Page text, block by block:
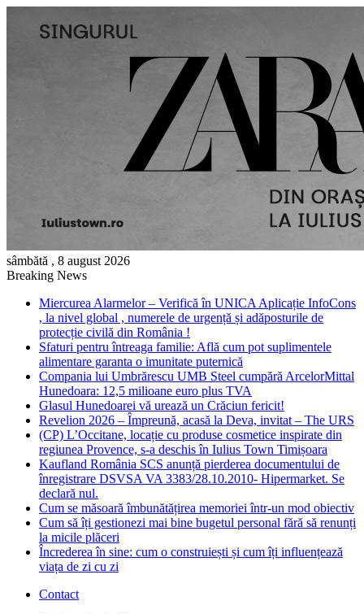
sâmbătă , 8 august 2026
Breaking News
Miercurea Alarmelor – Verifică în UNICA Aplicație InfoCons
, la nivel global , numerele de urgență și adăposturile de
protecție civilă din România !
Sfaturi pentru întreaga familie: Află cum pot suplimentele
alimentare garanta o imunitate puternică
Compania lui Umbrărescu UMB Steel cumpără ArcelorMittal
Hunedoara: 12,5 milioane euro plus TVA
Glasul Hunedoarei vă urează un Crăciun fericit!
Revelion 2026 – Împreună, acasă la Deva, invitat – The URS
(CP) L’Occitane, locație cu produse cosmetice inspirate din
regiunea Provence, s-a deschis în Iulius Town Timișoara
Kaufland România SCS anunță pierderea documentului de
înregistrare DSVSA VA 3383/28.10.2010- Hipermarket. Se
declară nul.
Cum se măsoară îmbunătățirea memoriei într-un mod obiectiv
Cum să îți gestionezi mai bine bugetul personal fără să renunți
la micile plăceri
Încrederea în sine: cum o construiești și cum îți influențează
viața de zi cu zi
Contact